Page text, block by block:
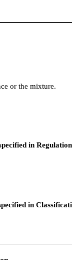
or the mixture.
in
in